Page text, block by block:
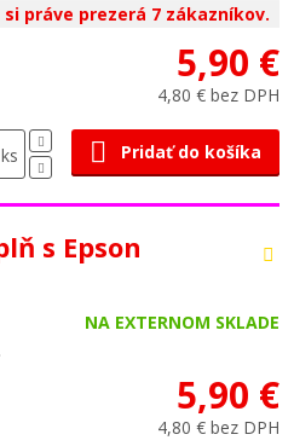
práve prezerá 7 zákazníkov.
5,90 €
4,80 € bez DPH
ks Pridať do košíka
s Epson
NA EXTERNOM SKLADE
5,90 €
4,80 € bez DPH